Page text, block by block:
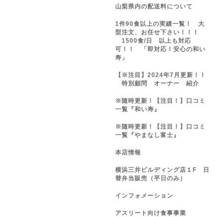
山梨県内の配送料について
1件90食以上の実績一覧！ 大
型注文、お任せ下さい！！！
1500食/日 以上も対応
可！！ 「即対応！安心の和い
寿」
【※注目】2024年7月更新！！
特別顧問 オーナー 紹介
※随時更新！【注目！】口コミ
一覧『和い寿』
※随時更新！【注目！】口コミ
一覧『やまなし富士』
本店情報
横浜三井ビルディング店１F 日
替弁当販売（平日のみ）
インフォメーション
アスリート向け食事事業